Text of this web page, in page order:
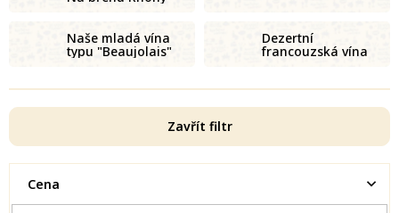
Naše mladá vína
typu "Beaujolais"
Dezertní
francouzská vína
Zavřít filtr
Cena